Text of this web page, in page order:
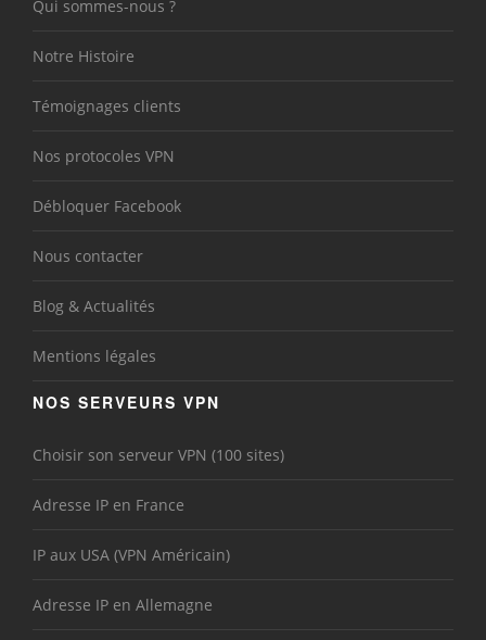
Qui sommes-nous ?
Notre Histoire
Témoignages clients
Nos protocoles VPN
Débloquer Facebook
Nous contacter
Blog & Actualités
Mentions légales
NOS SERVEURS VPN
Choisir son serveur VPN (100 sites)
Adresse IP en France
IP aux USA (VPN Américain)
Adresse IP en Allemagne